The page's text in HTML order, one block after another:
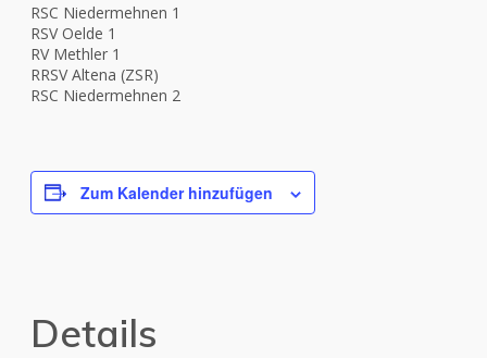
RSC Niedermehnen 1
RSV Oelde 1
RV Methler 1
RRSV Altena (ZSR)
RSC Niedermehnen 2
Zum Kalender hinzufügen
Details